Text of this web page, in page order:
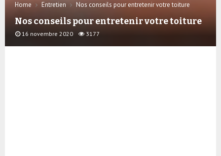
Home Entretien Nos conseils pour entretenir votre toiture
Nos conseils pour entretenir votre toiture
16 novembre 2020 3177